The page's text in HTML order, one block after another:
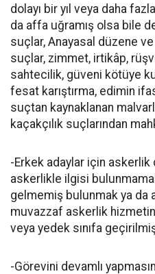
dolayı bir yıl veya daha
da affa uğramış olsa bile
suçlar, Anayasal düzene
suçlar, zimmet, irtikâp,
sahtecilik, güveni kötüye
fesat karıştırma, edimin
suçtan kaynaklanan
kaçakçılık suçlarından
-Erkek adaylar için
askerlikle ilgisi
gelmemiş bulunmak ya da
muvazzaf askerlik
veya yedek sınıfa
-Görevini devamlı